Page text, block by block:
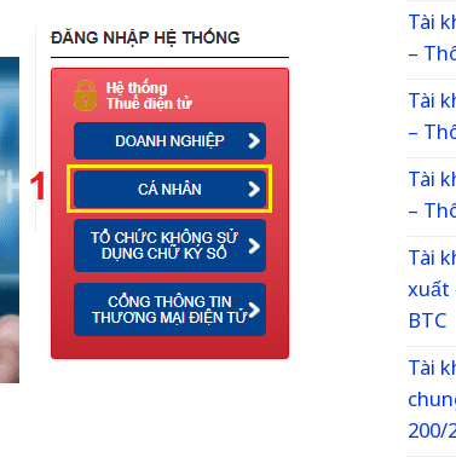
Tài
–
Tài
–
Tài
–
Tài
xuất
BTC
Tài